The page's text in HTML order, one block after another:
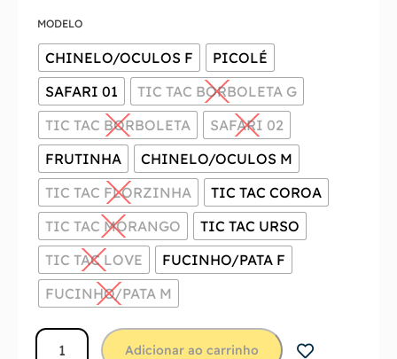
MODELO
CHINELO/OCULOS F
PICOLÉ
SAFARI 01
TIC TAC BORBOLETA G
TIC TAC BORBOLETA
SAFARI 02
FRUTINHA
CHINELO/OCULOS M
TIC TAC FLORZINHA
TIC TAC COROA
TIC TAC MORANGO
TIC TAC URSO
TIC TAC LOVE
FUCINHO/PATA F
FUCINHO/PATA M
Adicionar ao carrinho